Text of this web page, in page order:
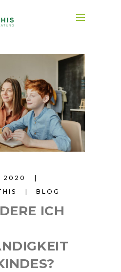
2020
BLOG
ICH